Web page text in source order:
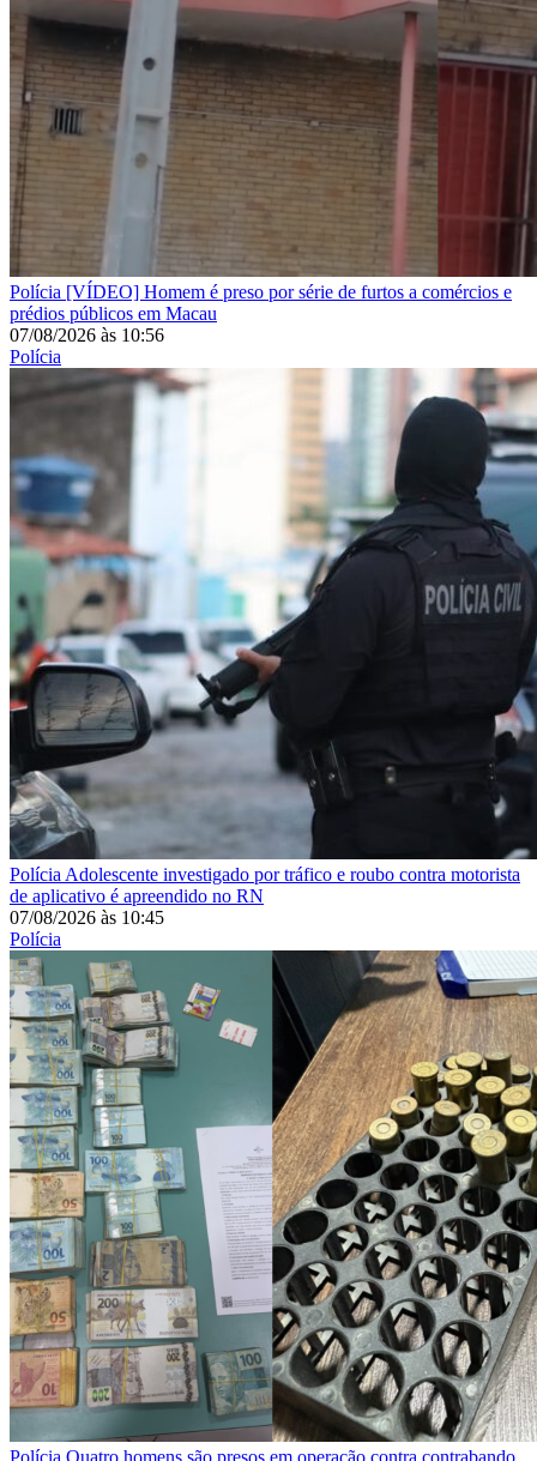
Polícia [VÍDEO] Homem é preso por série de furtos a comércios e
prédios públicos em Macau
07/08/2026 às 10:56
Polícia
Polícia Adolescente investigado por tráfico e roubo contra motorista
de aplicativo é apreendido no RN
07/08/2026 às 10:45
Polícia
Polícia Quatro homens são presos em operação contra contrabando